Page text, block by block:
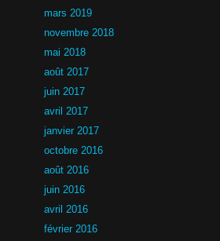
mars 2019
novembre 2018
mai 2018
août 2017
juin 2017
avril 2017
janvier 2017
octobre 2016
août 2016
juin 2016
avril 2016
février 2016